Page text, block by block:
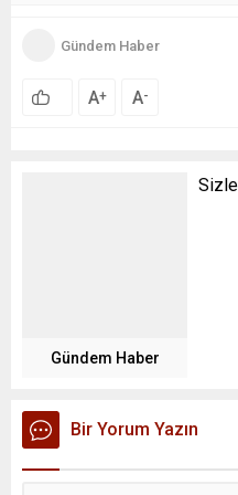
Gündem Haber
A+ A-
Gündem Haber
Bir Yorum Yazın